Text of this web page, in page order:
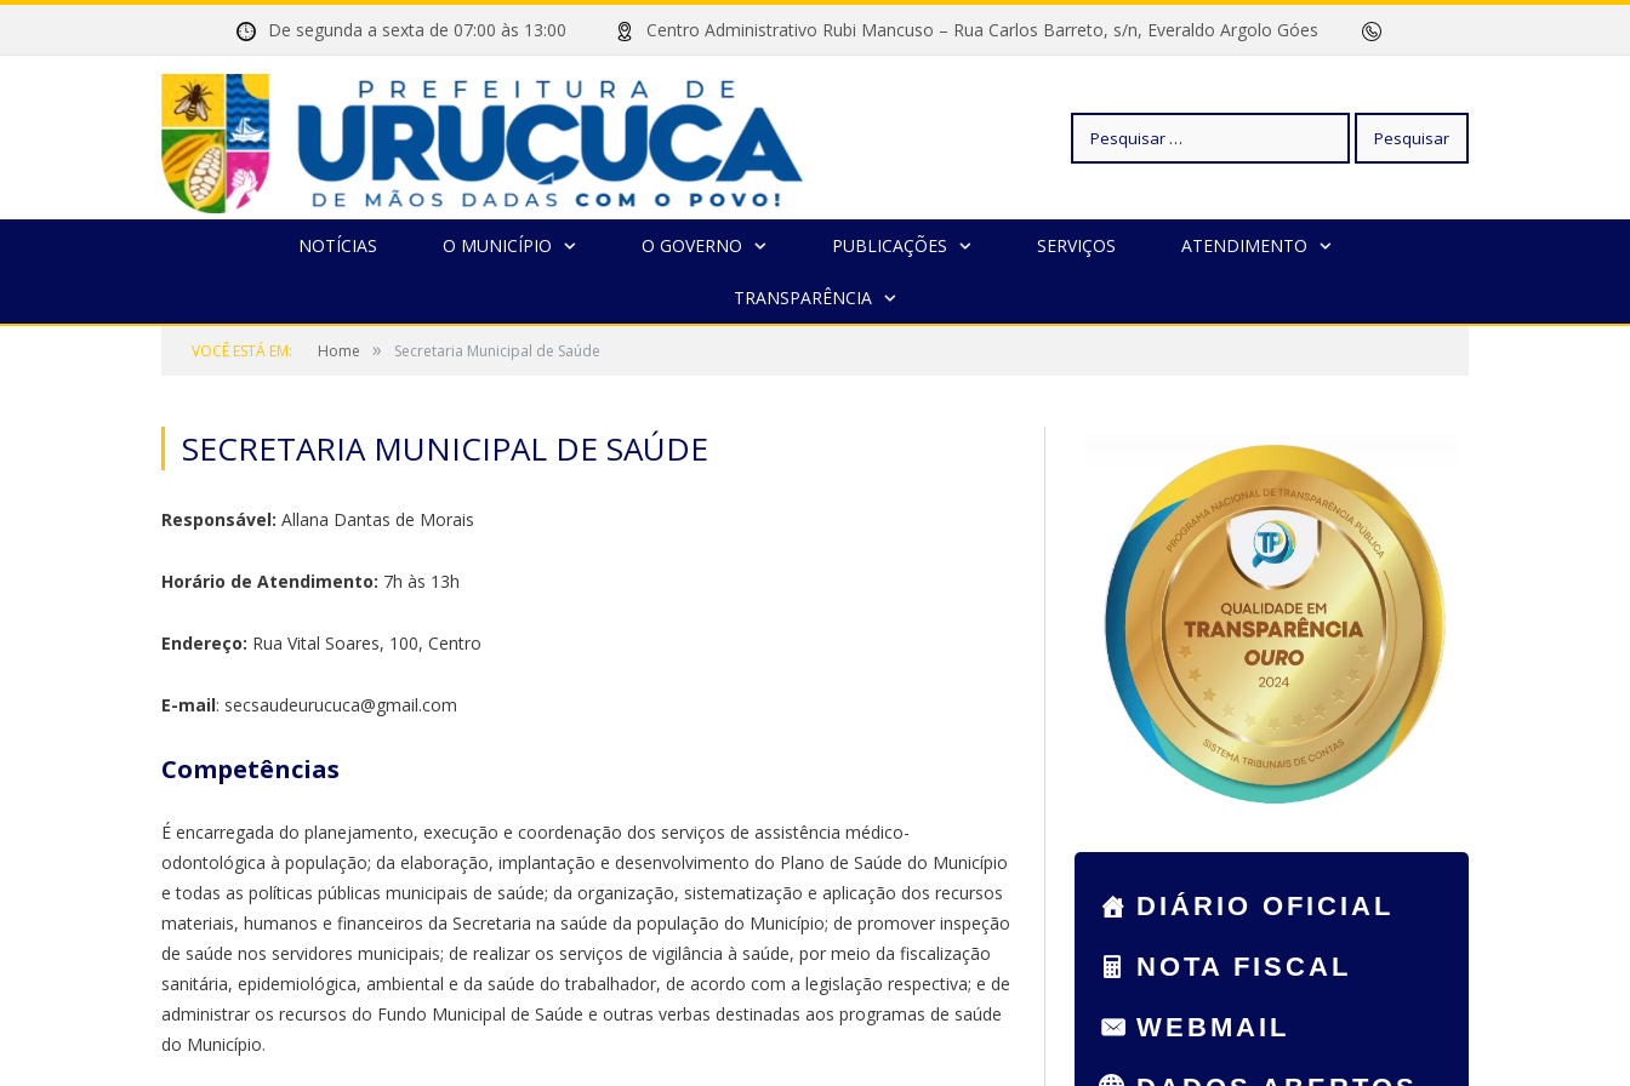
De segunda a sexta de 07:00 às 13:00 Centro Administrativo Rubi Mancuso – Rua Carlos Barreto, s/n, Everaldo Argolo Góes
Pesquisar
NOTÍCIAS O MUNICÍPIO O GOVERNO PUBLICAÇÕES SERVIÇOS ATENDIMENTO
TRANSPARÊNCIA
VOCÊ ESTÁ EM: Home » Secretaria Municipal de Saúde
SECRETARIA MUNICIPAL DE SAÚDE
Responsável: Allana Dantas de Morais
Horário de Atendimento: 7h às 13h
Endereço: Rua Vital Soares, 100, Centro
E-mail: secsaudeurucuca@gmail.com
Competências
É encarregada do planejamento, execução e coordenação dos serviços de assistência médico-
odontológica à população; da elaboração, implantação e desenvolvimento do Plano de Saúde do Município
e todas as políticas públicas municipais de saúde; da organização, sistematização e aplicação dos recursos
materiais, humanos e financeiros da Secretaria na saúde da população do Município; de promover inspeção
de saúde nos servidores municipais; de realizar os serviços de vigilância à saúde, por meio da fiscalização
sanitária, epidemiológica, ambiental e da saúde do trabalhador, de acordo com a legislação respectiva; e de
administrar os recursos do Fundo Municipal de Saúde e outras verbas destinadas aos programas de saúde
do Município.
DIÁRIO OFICIAL
NOTA FISCAL
WEBMAIL